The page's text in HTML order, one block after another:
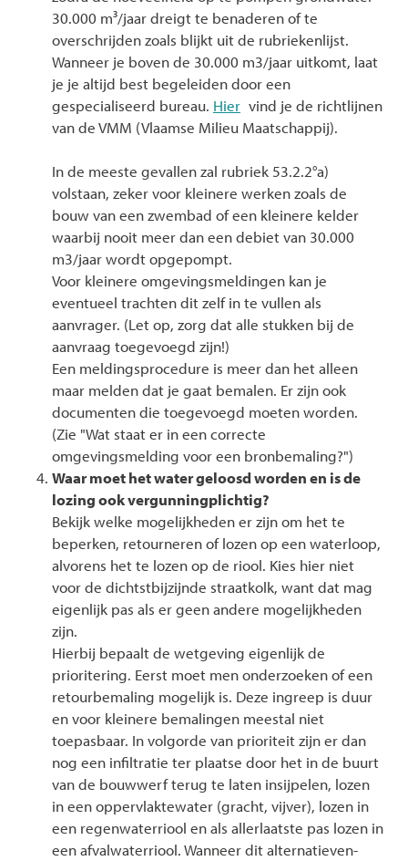
30.000 m³/jaar dreigt te benaderen of te
overschrijden zoals blijkt uit de rubriekenlijst.
Wanneer je boven de 30.000 m3/jaar uitkomt, laat
je je altijd best begeleiden door een
gespecialiseerd bureau. Hier vind je de richtlijnen
van de VMM (Vlaamse Milieu Maatschappij).
In de meeste gevallen zal rubriek 53.2.2°a)
volstaan, zeker voor kleinere werken zoals de
bouw van een zwembad of een kleinere kelder
waarbij nooit meer dan een debiet van 30.000
m3/jaar wordt opgepompt.
Voor kleinere omgevingsmeldingen kan je
eventueel trachten dit zelf in te vullen als
aanvrager. (Let op, zorg dat alle stukken bij de
aanvraag toegevoegd zijn!)
Een meldingsprocedure is meer dan het alleen
maar melden dat je gaat bemalen. Er zijn ook
documenten die toegevoegd moeten worden.
(Zie "Wat staat er in een correcte
omgevingsmelding voor een bronbemaling?")
Waar moet het water geloosd worden en is de
lozing ook vergunningplichtig?
Bekijk welke mogelijkheden er zijn om het te
beperken, retourneren of lozen op een waterloop,
alvorens het te lozen op de riool. Kies hier niet
voor de dichtstbijzijnde straatkolk, want dat mag
eigenlijk pas als er geen andere mogelijkheden
zijn.
Hierbij bepaalt de wetgeving eigenlijk de
prioritering. Eerst moet men onderzoeken of een
retourbemaling mogelijk is. Deze ingreep is duur
en voor kleinere bemalingen meestal niet
toepasbaar. In volgorde van prioriteit zijn er dan
nog een infiltratie ter plaatse door het in de buurt
van de bouwwerf terug te laten insijpelen, lozen
in een oppervlaktewater (gracht, vijver), lozen in
een regenwaterriool en als allerlaatste pas lozen in
een afvalwaterriool. Wanneer dit alternatieven-